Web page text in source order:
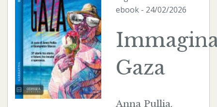
ebook - 24/02/2026
Gaza
Anna Pullia,